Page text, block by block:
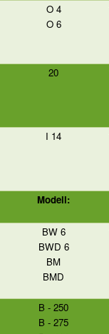
O 4
O 6
20
I 14
Modell:
BW 6
BWD 6
BM
BMD
B - 250
B - 275